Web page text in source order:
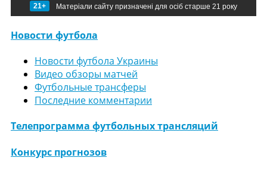
21+ Матеріали сайту призначені для осіб старше 21 року
Новости футбола
Новости футбола Украины
Видео обзоры матчей
Футбольные трансферы
Последние комментарии
Телепрограмма футбольных трансляций
Конкурс прогнозов